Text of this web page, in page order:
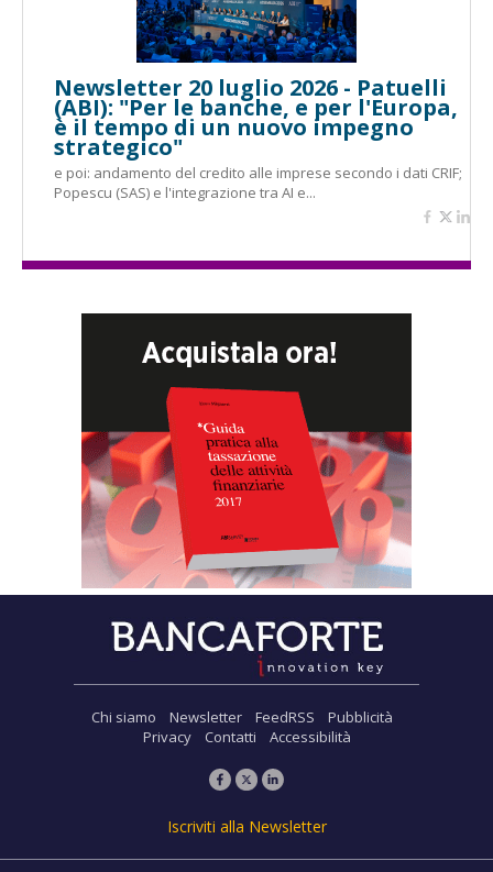
Newsletter 20 luglio 2026 - Patuelli
(ABI): "Per le banche, e per l'Europa,
è il tempo di un nuovo impegno
strategico"
e poi: andamento del credito alle imprese secondo i dati CRIF;
Popescu (SAS) e l'integrazione tra AI e...
Chi siamo Newsletter FeedRSS
Pubblicità
Privacy
Contatti Accessibilità
Iscriviti alla Newsletter